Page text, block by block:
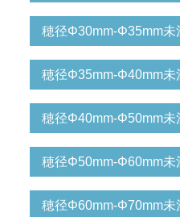
穂径Φ30mm-Φ35mm未
穂径Φ35mm-Φ40mm未
穂径Φ40mm-Φ50mm未
穂径Φ50mm-Φ60mm未
穂径Φ60mm-Φ70mm未